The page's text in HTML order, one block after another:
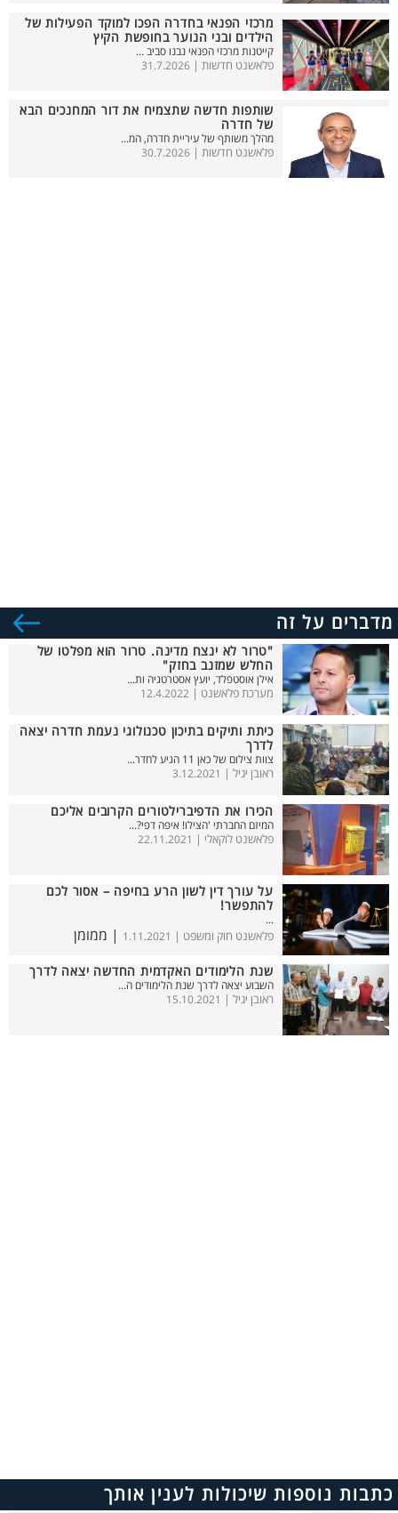
מרכזי הפנאי בחדרה הפכו למוקד הפעילות של
הילדים ובני הנוער בחופשת הקיץ
קייטנות מרכזי הפנאי נבנו סביב ...
פלאשנט חדשות | 31.7.2026
שותפות חדשה שתצמיח את דור המחנכים הבא
של חדרה
מהלך משותף של עיריית חדרה, המ...
פלאשנט חדשות | 30.7.2026
מדברים על זה
"טרור לא ינצח מדינה. טרור הוא מפלטו של
החלש שמזנב בחזק"
אילן אוסטפלד, יועץ אסטרטגיה ות...
מערכת פלאשנט | 12.4.2022
כיתת ותיקים בתיכון טכנולוגי נעמת חדרה יצאה
לדרך
צוות צילום של כאן 11 הגיע לחדר...
ראובן יגיל | 3.12.2021
הכירו את הדפיברילטורים הקרובים אליכם
המיזם החברתי 'הצילו! איפה דפי?...
פלאשנט לוקאלי | 22.11.2021
על עורך דין לשון הרע בחיפה – אסור לכם
להתפשר!
...
פלאשנט חוק ומשפט | 1.11.2021 | ממומן
שנת הלימודים האקדמית החדשה יצאה לדרך
השבוע יצאה לדרך שנת הלימודים ה...
ראובן יגיל | 15.10.2021
כתבות נוספות שיכולות לענין אותך